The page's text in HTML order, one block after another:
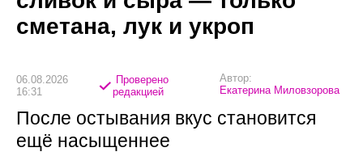
сметана, лук и укроп
06.08.2026
16:31
Проверено
редакцией
Автор:
Екатерина Миловзорова
После остывания вкус становится
ещё насыщеннее